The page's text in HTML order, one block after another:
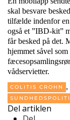
skal besvare
tilfælde indenfor en
også et ”IBD-kit”
får besked på det.
hjemmet såvel
vådservietter.
COLITIS CROHN ,
Del artiklen